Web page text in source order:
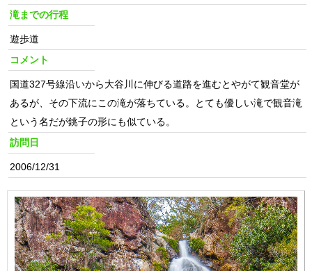
滝までの行程
遊歩道
コメント
国道327号線沿いから大谷川に伸びる道路を進むとやがて観音堂が
あるが、その下流にこの滝が落ちている。とても優しい滝で観音滝
という名だが銚子の形にも似ている。
訪問日
2006/12/31